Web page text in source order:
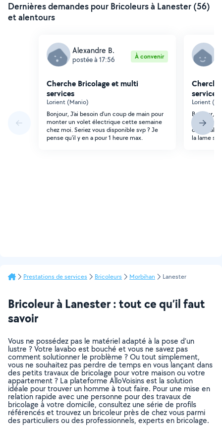
Dernières demandes pour Bricoleurs à Lanester (56)
et alentours
Alexandre B.
postée à 17:56 À convenir
Cherche Bricolage et multi
services
Lorient (Manio)
Bonjour, J'ai besoin d'un coup de main pour
monter un volet électrique cette semaine
chez moi. Seriez vous disponible svp ? Je
pense qu'il y en a pour 1 heure max.
services
Lorient
Bonjour,
un plan
diagonal
la lame
Prestations de services Bricoleurs Morbihan Lanester
Bricoleur à Lanester : tout ce qu’il faut
savoir
Vous ne possédez pas le matériel adapté à la pose d’un
lustre ? Votre lavabo est bouché et vous ne savez pas
comment solutionner le problème ? Ou tout simplement,
vous ne souhaitez pas perdre de temps en vous lançant dans
des petits travaux de bricolage pour votre maison ou votre
appartement ? La plateforme AlloVoisins est la solution
idéale pour trouver un homme à tout faire. Pour une mise en
relation rapide avec une personne pour des travaux de
bricolage à votre domicile, consultez une série de profils
référencés et trouvez un bricoleur près de chez vous parmi
des particuliers ou des professionnels, experts en bricolage.